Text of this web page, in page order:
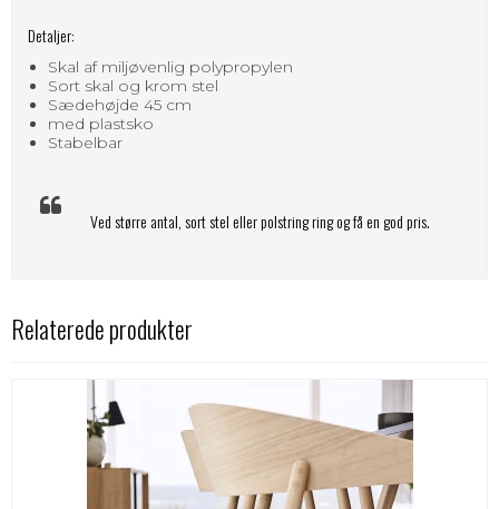
Detaljer:
Skal af miljøvenlig polypropylen
Sort skal og krom stel
Sædehøjde 45 cm
med plastsko
Stabelbar
Ved større antal, sort stel eller polstring ring og få en god pris.
Relaterede produkter